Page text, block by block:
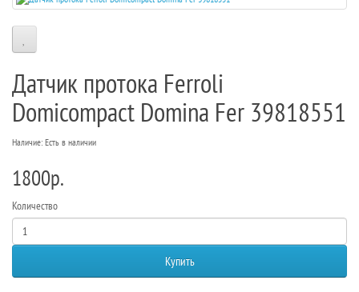
Датчик протока Ferroli
Domicompact Domina Fer 39818551
Наличие: Есть в наличии
1800р.
Количество
Купить